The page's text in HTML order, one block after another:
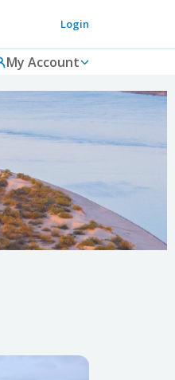
Login
My Account